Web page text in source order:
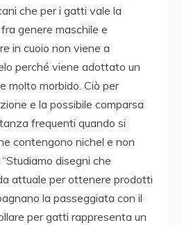
che per i gatti vale la
genere maschile e
in cuoio non viene a
perché viene adottato un
molto morbido. Ciò per
e la possibile comparsa
frequenti quando si
contengono nichel e non
disegni che
attuale per ottenere prodotti
la passeggiata con il
per gatti rappresenta un